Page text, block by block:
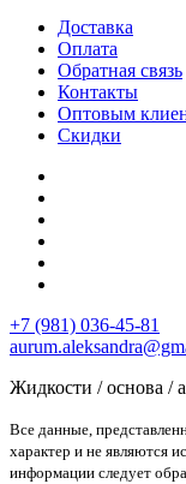
Доставка
Оплата
Обратная связь
Контакты
Оптовым
Скидки
+7 (981) 036-45-81
Жидкости / основа /
Все данные,
характер и не являются
информации следует